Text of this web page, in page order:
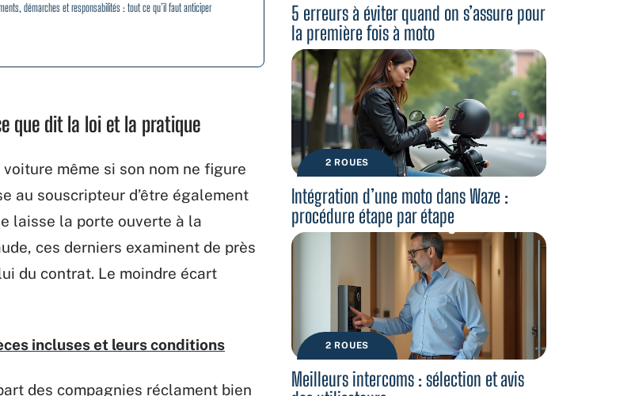
démarches et responsabilités : tout ce qu’il faut anticiper
que dit la loi et la pratique
même si son nom ne figure
au souscripteur d’être également
laisse la porte ouverte à la
ces derniers examinent de près
du contrat. Le moindre écart
incluses et leurs conditions
des compagnies réclament bien
5 erreurs à éviter quand on s’assure pour
la première fois à moto
2 ROUES
Intégration d’une moto dans Waze :
procédure étape par étape
2 ROUES
Meilleurs intercoms : sélection et avis